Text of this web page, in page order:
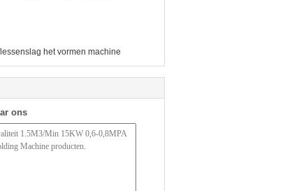
het vormen machine
ons